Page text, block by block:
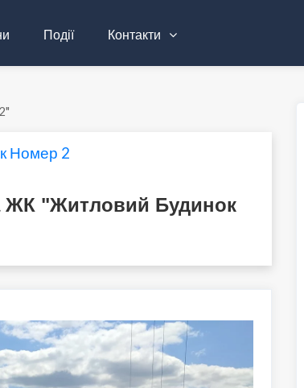
Події Контакти
Номер 2
ЖК "Житловий Будинок